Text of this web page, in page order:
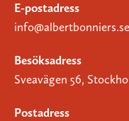
E-postadress
info@albertbonniers.se
Besöksadress
Sveavägen 56,
Postadress